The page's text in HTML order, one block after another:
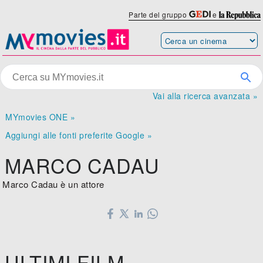
Parte del gruppo e
Vai alla ricerca avanzata »
MYmovies ONE »
Aggiungi alle fonti preferite Google »
MARCO CADAU
Marco Cadau è un attore